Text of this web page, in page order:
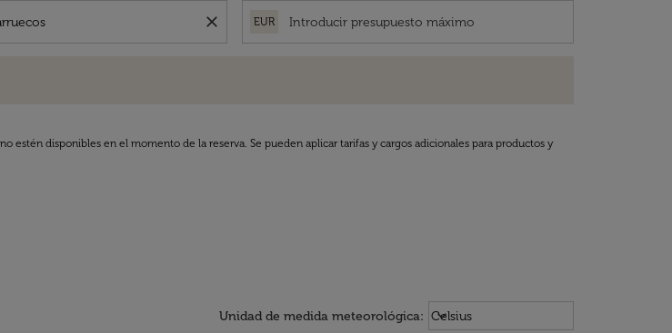
close EUR
estén disponibles en el momento de la reserva. Se pueden aplicar tarifas y cargos adicionales para productos y
Unidad de medida meteorológica: Weather unit option Celsius
Celsius
keyboard_arrow_down